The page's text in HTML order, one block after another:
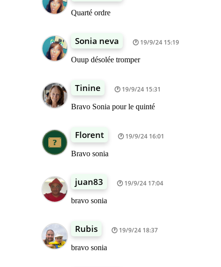
Quarté ordre
Sonia neva 19/9/24 15:19
Ouup désolée tromper
Tinine 19/9/24 15:31
Bravo Sonia pour le quinté
Florent 19/9/24 16:01
Bravo sonia
juan83 19/9/24 17:04
bravo sonia
Rubis 19/9/24 18:37
bravo sonia